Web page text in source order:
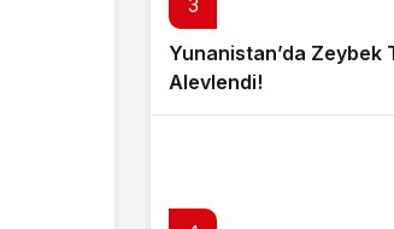
Yunanistan’da Zeybek
Alevlendi!